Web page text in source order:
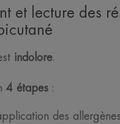
et lecture des
indolore.
4 étapes :
des